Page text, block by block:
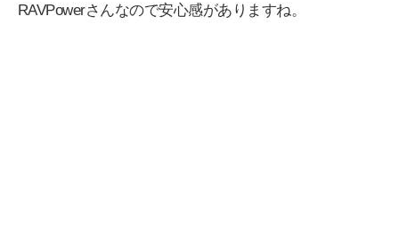
RAVPowerさんなので安心感がありますね。